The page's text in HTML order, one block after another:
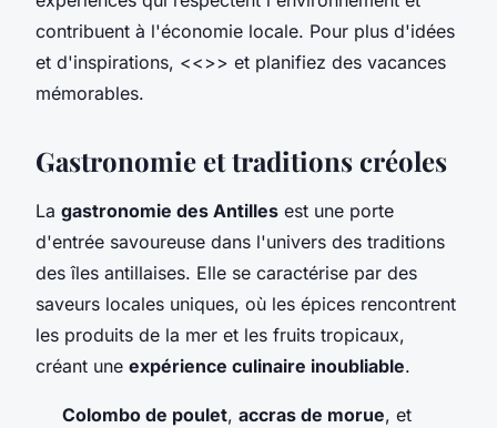
contribuent à l'économie locale. Pour plus d'idées
et d'inspirations, <<>> et planifiez des vacances
mémorables.
Gastronomie et traditions créoles
La gastronomie des Antilles est une porte
d'entrée savoureuse dans l'univers des traditions
des îles antillaises. Elle se caractérise par des
saveurs locales uniques, où les épices rencontrent
les produits de la mer et les fruits tropicaux,
créant une expérience culinaire inoubliable.
Colombo de poulet, accras de morue, et